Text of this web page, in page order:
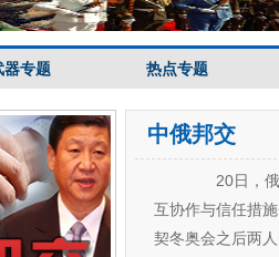
器专题 热点专题
中俄邦交
20日，俄
互协作与信任措
契冬奥会之后两